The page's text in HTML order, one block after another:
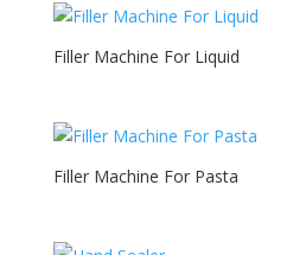
Filler Machine For Liquid
Filler Machine For Pasta